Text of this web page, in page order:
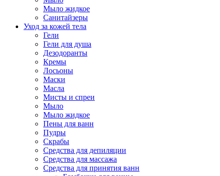
Мыло жидкое
Санитайзеры
Уход за кожей тела
Гели
Гели для душа
Дезодоранты
Кремы
Лосьоны
Маски
Масла
Мисты и спреи
Мыло
Мыло жидкое
Пены для ванн
Пудры
Скрабы
Средства для депиляции
Средства для массажа
Средства для принятия ванн